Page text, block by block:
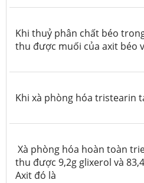
Khi thuỷ phân chất béo
thu được muối của axit béo
Khi xà phòng hóa tristearin
Xà phòng hóa hoàn toàn
thu được 9,2g glixerol và
Axit đó là